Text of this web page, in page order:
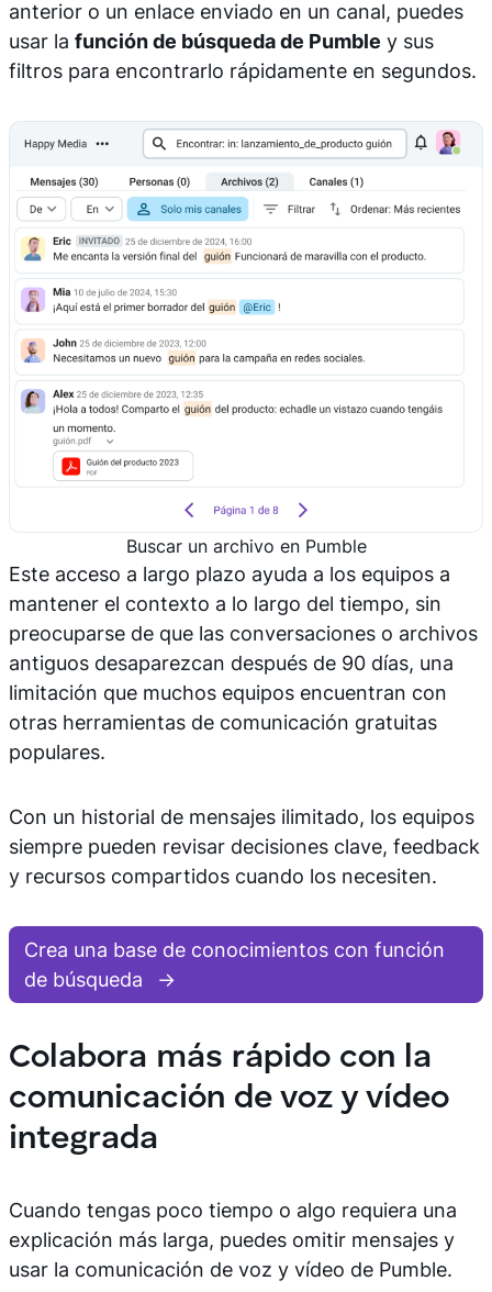
anterior o un enlace enviado en un canal, puedes
usar la función de búsqueda de Pumble y sus
filtros para encontrarlo rápidamente en segundos.
Buscar un archivo en Pumble
Este acceso a largo plazo ayuda a los equipos a
mantener el contexto a lo largo del tiempo, sin
preocuparse de que las conversaciones o archivos
antiguos desaparezcan después de 90 días, una
limitación que muchos equipos encuentran con
otras herramientas de comunicación gratuitas
populares.
Con un historial de mensajes ilimitado, los equipos
siempre pueden revisar decisiones clave, feedback
y recursos compartidos cuando los necesiten.
Crea una base de conocimientos con función
de búsqueda
Colabora más rápido con la
comunicación de voz y vídeo
integrada
Cuando tengas poco tiempo o algo requiera una
explicación más larga, puedes omitir mensajes y
usar la comunicación de voz y vídeo de Pumble.